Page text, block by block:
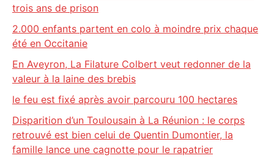
trois ans de prison
2.000 enfants partent en colo à moindre prix chaque
été en Occitanie
En Aveyron, La Filature Colbert veut redonner de la
valeur à la laine des brebis
le feu est fixé après avoir parcouru 100 hectares
Disparition d’un Toulousain à La Réunion : le corps
retrouvé est bien celui de Quentin Dumontier, la
famille lance une cagnotte pour le rapatrier